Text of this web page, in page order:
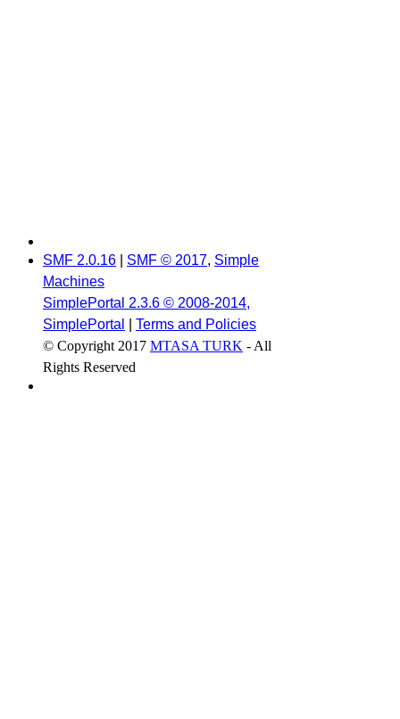
SMF 2.0.16 SMF © 2017, Simple
Machines
SimplePortal 2.3.6 © 2008-2014,
SimplePortal
Terms and Policies
© Copyright 2017 MTASA TURK - All
Rights Reserved